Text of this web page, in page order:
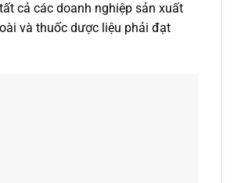
cả các doanh nghiệp sản xuất
và thuốc dược liệu phải đạt